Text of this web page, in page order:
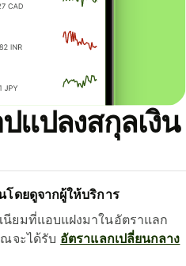
แปลงสกุลเงิน
โดยดูจากผู้ให้บริการ
นียมที่แอบแฝงมาในอัตราแลก
จะได้รับ อัตราแลกเปลี่ยนกลาง